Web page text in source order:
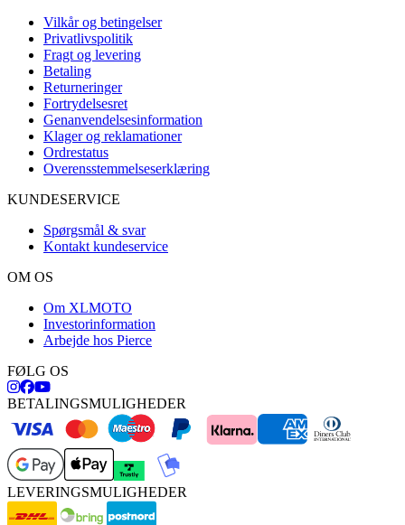
Vilkår og betingelser
Privatlivspolitik
Fragt og levering
Betaling
Returneringer
Fortrydelsesret
Genanvendelsesinformation
Klager og reklamationer
Ordrestatus
Overensstemmelseserklæring
KUNDESERVICE
Spørgsmål & svar
Kontakt kundeservice
OM OS
Om XLMOTO
Investorinformation
Arbejde hos Pierce
FØLG OS
BETALINGSMULIGHEDER
LEVERINGSMULIGHEDER